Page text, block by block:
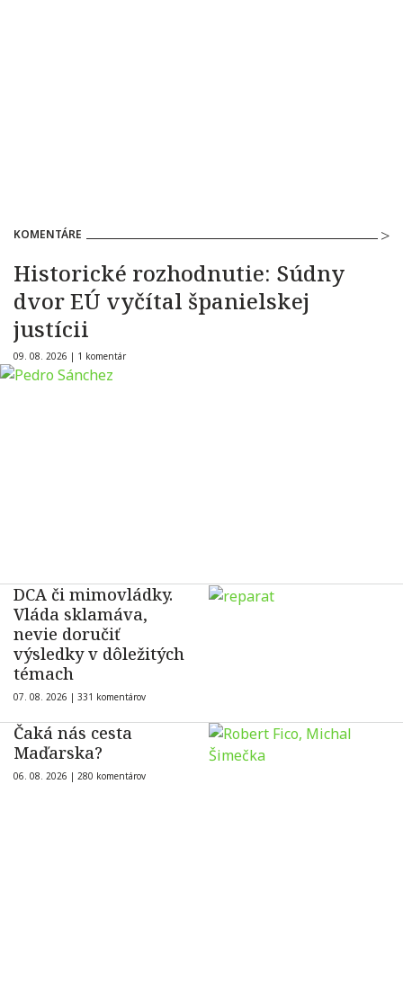
KOMENTÁRE
Historické rozhodnutie: Súdny
dvor EÚ vyčítal španielskej
justícii
09. 08. 2026 | 1 komentár
DCA či mimovládky.
Vláda sklamáva,
nevie doručiť
výsledky v dôležitých
témach
07. 08. 2026 | 331 komentárov
Čaká nás cesta
Maďarska?
06. 08. 2026 | 280 komentárov